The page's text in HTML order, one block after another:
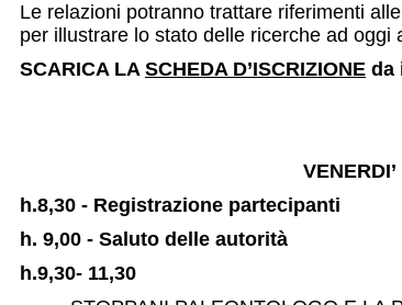
Le relazioni potranno trattare riferimenti
per illustrare lo stato delle ricerche ad oggi
SCARICA LA SCHEDA D’ISCRIZIONE da
h.8,30 - Registrazione partecipanti
h. 9,00 - Saluto delle autorità
h.9,30- 11,30